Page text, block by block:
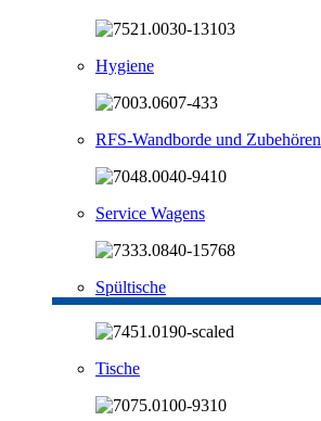
Hygiene
RFS-Wandborde und Zubehören
Service Wagens
Spültische
Tische